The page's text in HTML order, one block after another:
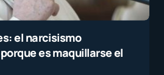
el narcisismo
es maquillarse el